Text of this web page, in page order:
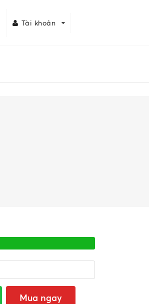
Tài khoản
Mua ngay